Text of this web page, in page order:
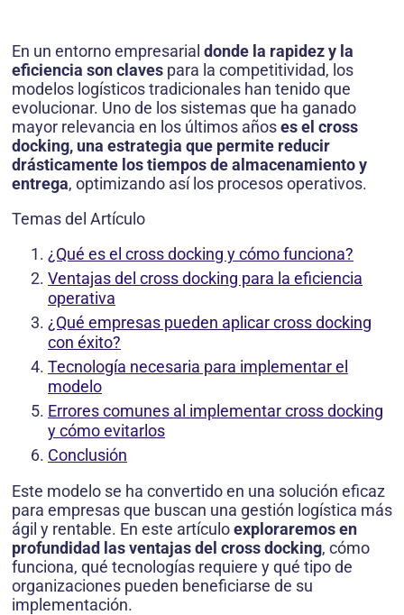
En un entorno empresarial donde la rapidez y la
eficiencia son claves para la competitividad, los
modelos logísticos tradicionales han tenido que
evolucionar. Uno de los sistemas que ha ganado
mayor relevancia en los últimos añoses el cross
docking, una estrategia que permite reducir
drásticamente los tiempos de almacenamiento y
entrega, optimizando así los procesos operativos.
Temas del Artículo
¿Qué es el cross docking y cómo funciona?
Ventajas del cross docking para la eficiencia
operativa
¿Qué empresas pueden aplicar cross docking
con éxito?
Tecnología necesaria para implementar el
modelo
Errores comunes al implementar cross docking
y cómo evitarlos
Conclusión
Este modelo se ha convertido en una solución eficaz
para empresas que buscan una gestión logística más
ágil y rentable. En este artículoexploraremos en
profundidad las ventajas del cross docking, cómo
funciona, qué tecnologías requiere y qué tipo de
organizaciones pueden beneficiarse de su
implementación.